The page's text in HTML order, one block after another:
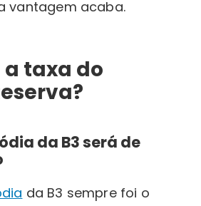
vantagem acaba.
taxa do
da B3 será de
da B3 sempre foi o